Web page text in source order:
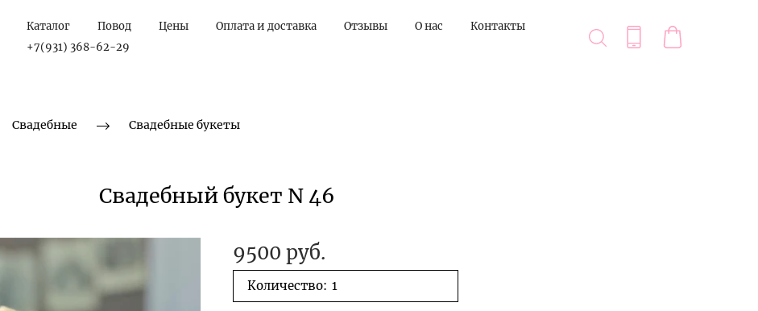
Каталог Повод Цены Оплата и доставка Отзывы О нас
Контакты
+7(931) 368-62-29
Свадебные Свадебные букеты
Свадебный букет N 46
9500 руб.
Количество: